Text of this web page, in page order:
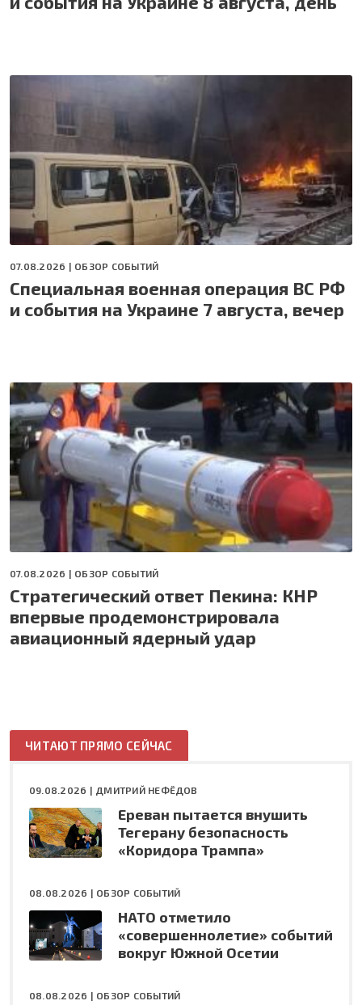
07.08.2026 | ОБЗОР СОБЫТИЙ
Специальная военная операция ВС РФ
и события на Украине 7 августа, вечер
07.08.2026 | ОБЗОР СОБЫТИЙ
Стратегический ответ Пекина: КНР
впервые продемонстрировала
авиационный ядерный удар
ЧИТАЮТ ПРЯМО СЕЙЧАС
09.08.2026 | ДМИТРИЙ НЕФЁДОВ
Ереван пытается внушить
Тегерану безопасность
«Коридора Трампа»
08.08.2026 | ОБЗОР СОБЫТИЙ
НАТО отметило
«совершеннолетие» событий
вокруг Южной Осетии
08.08.2026 | ОБЗОР СОБЫТИЙ